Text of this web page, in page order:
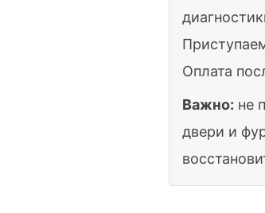
Оплата
Важно: не
двери и